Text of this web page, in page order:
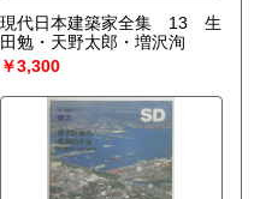
現代日本建築家全集 13 生
田勉・天野太郎・増沢洵
￥3,300